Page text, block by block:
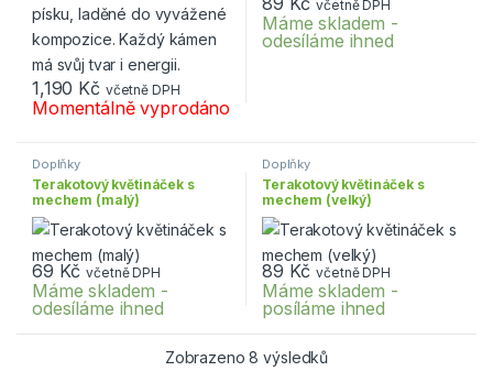
1,190 Kč včetně DPH
Momentálně vyprodáno
včetně DPH
Máme skladem -
odesíláme ihned
Doplňky
Terakotový květináček s
mechem (malý)
69 Kč včetně DPH
Máme skladem -
odesíláme ihned
Doplňky
Terakotový květináček s
mechem (velký)
89 Kč včetně DPH
Máme skladem -
posíláme ihned
Zobrazeno 8 výsledků